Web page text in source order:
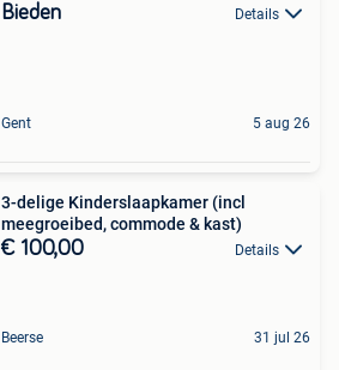
Bieden Details
Gent 5 aug 26
3-delige Kinderslaapkamer (incl
meegroeibed, commode & kast)
€ 100,00 Details
Beerse 31 jul 26